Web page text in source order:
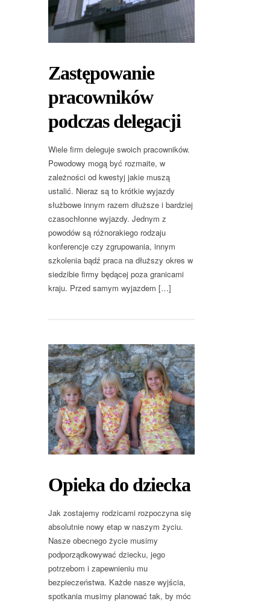
Zastępowanie
pracowników
podczas delegacji
Wiele firm deleguje swoich pracowników.
Powodowy mogą być rozmaite, w
zależności od kwestyj jakie muszą
ustalić. Nieraz są to krótkie wyjazdy
służbowe innym razem dłuższe i bardziej
czasochłonne wyjazdy. Jednym z
powodów są różnorakiego rodzaju
konferencje czy zgrupowania, innym
szkolenia bądź praca na dłuższy okres w
siedzibie firmy będącej poza granicami
kraju. Przed samym wyjazdem […]
Opieka do dziecka
Jak zostajemy rodzicami rozpoczyna się
absolutnie nowy etap w naszym życiu.
Nasze obecnego życie musimy
podporządkowywać dziecku, jego
potrzebom i zapewnieniu mu
bezpieczeństwa. Każde nasze wyjścia,
spotkania musimy planować tak, by móc